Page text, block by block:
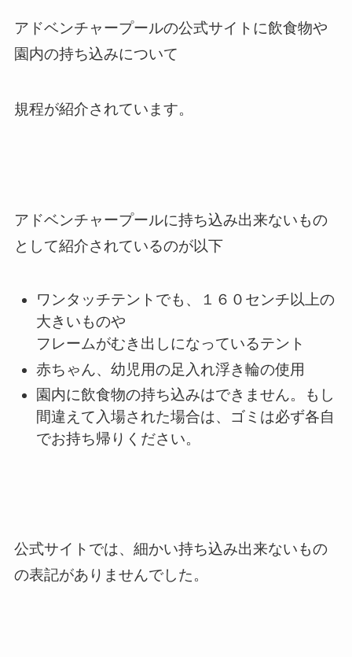
アドベンチャープールの公式サイトに飲食物や
園内の持ち込みについて
規程が紹介されています。
アドベンチャープールに持ち込み出来ないもの
として紹介されているのが以下
ワンタッチテントでも、１６０センチ以上の
大きいものや
フレームがむき出しになっているテント
赤ちゃん、幼児用の足入れ浮き輪の使用
園内に飲食物の持ち込みはできません。もし
間違えて入場された場合は、ゴミは必ず各自
でお持ち帰りください。
公式サイトでは、細かい持ち込み出来ないもの
の表記がありませんでした。